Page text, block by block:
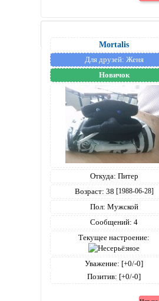
Mortalis
Для друзей: Женя
Новичок
Откуда: Питер
Возраст: 38 [1988-06-28]
Пол: Мужской
Сообщений: 4
Текущее настроение:
Уважение: [+0/-0]
Позитив: [+0/-0]